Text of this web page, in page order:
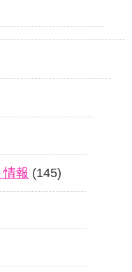
報 (145)